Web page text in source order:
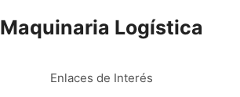
Maquinaria Logística
Enlaces de Interés